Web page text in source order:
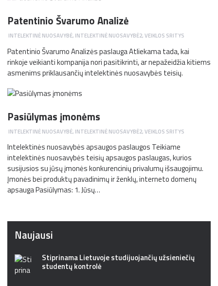
Patentinio Švarumo Analizė
INTELEKTINĖ NUOSAVYBĖ, INTELEKTINĖ NUOSAVYBĖ2,VEIKLOS SRITYS
Patentinio Švarumo Analizės paslauga Atliekama tada, kai
rinkoje veikianti kompanija nori pasitikrinti, ar nepažeidžia kitiems
asmenims priklausančių intelektinės nuosavybės teisių.
Pasiūlymas įmonėms
INTELEKTINĖ NUOSAVYBĖ, INTELEKTINĖ NUOSAVYBĖ2,VEIKLOS SRITYS
Intelektinės nuosavybės apsaugos paslaugos Teikiame
intelektinės nuosavybės teisių apsaugos paslaugas, kurios
susijusios su jūsų įmonės konkurencinių privalumų išsaugojimu.
Įmonės bei produktų pavadinimų ir ženklų, interneto domenų
apsauga Pasiūlymas: 1. Jūsų…
Naujausi
Stiprinama Lietuvoje studijuojančių užsieniečių
studentų kontrolė